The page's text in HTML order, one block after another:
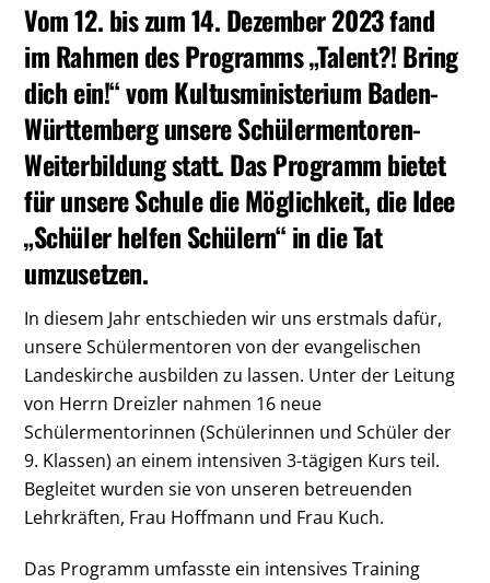
Vom 12. bis zum 14. Dezember 2023 fand
im Rahmen des Programms „Talent?! Bring
dich ein!“ vom Kultusministerium Baden-
Württemberg unsere Schülermentoren-
Weiterbildung statt. Das Programm bietet
für unsere Schule die Möglichkeit, die Idee
„Schüler helfen Schülern“ in die Tat
umzusetzen.
In diesem Jahr entschieden wir uns erstmals dafür,
unsere Schülermentoren von der evangelischen
Landeskirche ausbilden zu lassen. Unter der Leitung
von Herrn Dreizler nahmen 16 neue
Schülermentorinnen (Schülerinnen und Schüler der
9. Klassen) an einem intensiven 3-tägigen Kurs teil.
Begleitet wurden sie von unseren betreuenden
Lehrkräften, Frau Hoffmann und Frau Kuch.
Das Programm umfasste ein intensives Training